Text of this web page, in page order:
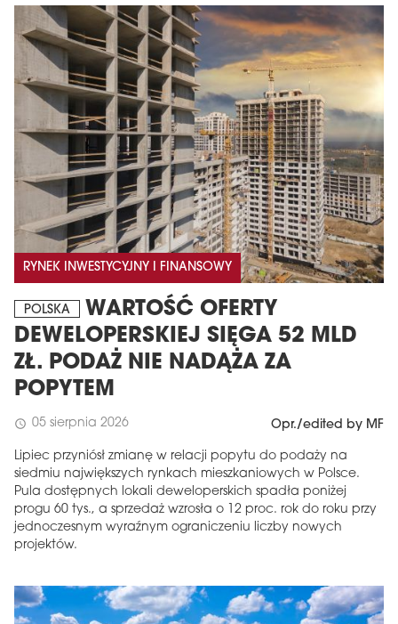
RYNEK INWESTYCYJNY I FINANSOWY
POLSKA
WARTOŚĆ OFERTY
DEWELOPERSKIEJ SIĘGA 52 MLD
ZŁ. PODAŻ NIE NADĄŻA ZA
POPYTEM
schedule 05 sierpnia 2026 Opr./edited by MF
Lipiec przyniósł zmianę w relacji popytu do podaży na
siedmiu największych rynkach mieszkaniowych w Polsce.
Pula dostępnych lokali deweloperskich spadła poniżej
progu 60 tys., a sprzedaż wzrosła o 12 proc. rok do roku przy
jednoczesnym wyraźnym ograniczeniu liczby nowych
projektów.
MAGAZYN
Wydanie 6 (308)
Więcej w tym wydaniu arrow_forward
Zamów teraz!